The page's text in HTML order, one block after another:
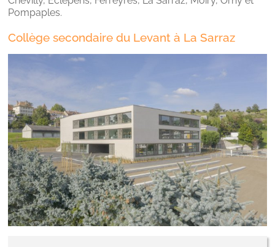
Pompaples.
Collège secondaire du Levant à La Sarraz